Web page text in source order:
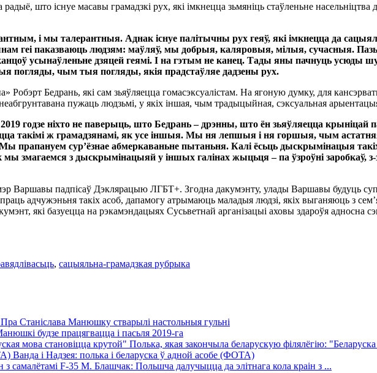
што існуе масавы грамадзкі рух, які імкнецца зьмяніць стаўленьне
і мы талерантныя. Аднак існуе палітычны рух геяў, які імкнецца да
геі паказваюць людзям: маўляў, мы добрыя, каляровыя, мілыя, сучасныя.
усынаўленьне дзяцей геямі. І на гэтым не канец. Тады яны пачнуць усюды
погляды, чым тыя погляды, якія прадстаўляе дадзены рух.
Робэрт Бедрань, які сам зьяўляецца гомасэксуалістам. На ягоную думку, для
пужаць людзьмі, у якіх іншая, чым традыцыйная, сэксуальная
годзе ніхто не паверыць, што Бедрань – дрэнны, што ён зьяўляецца крыніцай
такімі ж грамадзянамі, як усе іншыя. Мы ня лепшыя і ня горшыя, чым
прапануем сур’ёзнае абмеркаваньне пытаньня. Калі ёсьць дыскрымінацыя
змагаемся з дыскрымінацыяй у іншых галінах жыцьця – па ўзроўні заробкаў, з-
мэр Варшавы падпісаў Дэклярацыю ЛГБТ+. Згодна дакумэнту, улады Варшавы будуць
адчужэньня такіх асоб, дапамогу атрымаюць маладыя людзі, якіх выганяюць з
які базуецца на рэкамэндацыях Сусьветнай арганізацыі аховы здароўя адносна
, сацыяльна-грамадзкая рубрыка
Пра Станіслава Манюшку стварылі настольныя гульні
будзе працягвацца і пасьля 2019-га
Полька, якая закончыла беларускую філялёгію:
Ванда і Надзея: полька і беларуска ў адной асобе (ФОТА)
М. Блашчак: Польшча далучыцца да элітнага кола краін з ...